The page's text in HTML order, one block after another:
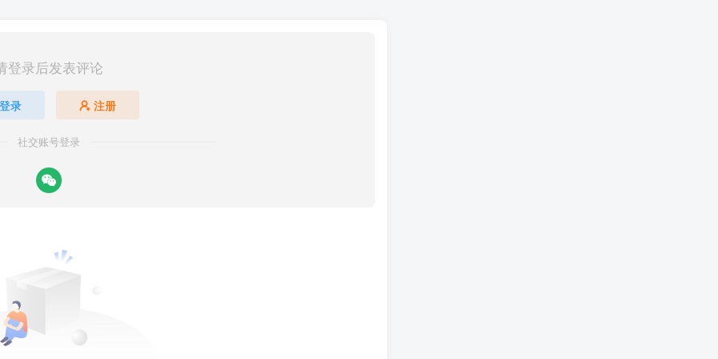
登录后发表评论
登录 注册
社交账号登录